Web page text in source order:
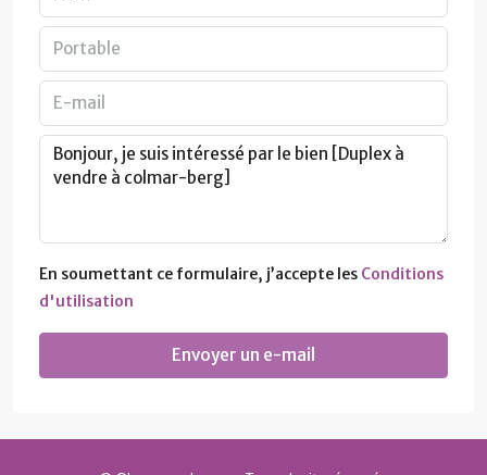
En soumettant ce formulaire, j’accepte les Conditions
d'utilisation
Envoyer un e-mail